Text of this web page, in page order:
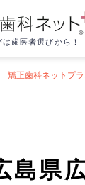
は歯医者選びから！
矯正歯科ネットプ
島県